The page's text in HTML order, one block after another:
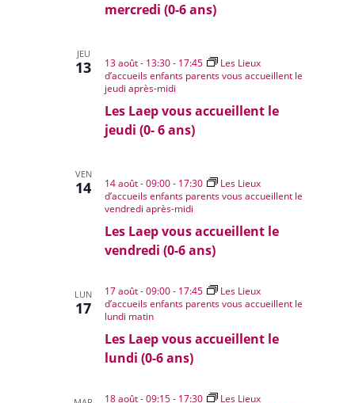
mercredi (0-6 ans)
JEU
13
Les Laep vous accueillent le
jeudi (0- 6 ans)
13 août - 13:30- 17:45
Les Lieux
d’accueils enfants parents vous accueillent le
jeudi après-midi
VEN
14
Les Laep vous accueillent le
vendredi (0-6 ans)
14 août - 09:00- 17:30
Les Lieux
d’accueils enfants parents vous accueillent le
vendredi après-midi
LUN
17
Les Laep vous accueillent le
lundi (0-6 ans)
17 août - 09:00- 17:45
Les Lieux
d’accueils enfants parents vous accueillent le
lundi matin
18 août - 09:15- 17:30
Les Lieux